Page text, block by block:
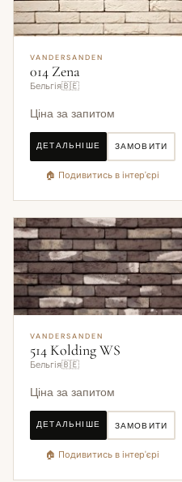
VANDERSANDEN
014 Zena
Бельгія🇧🇪
Ціна за запитом
ДЕТАЛЬНІШЕ ЗАМОВИТИ
🏠 Подивитись в інтер'єрі
VANDERSANDEN
514 Kolding WS
Бельгія🇧🇪
Ціна за запитом
ДЕТАЛЬНІШЕ ЗАМОВИТИ
🏠 Подивитись в інтер'єрі